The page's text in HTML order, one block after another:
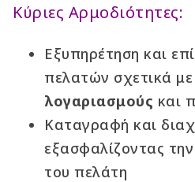
Κύριες Αρμοδιότητες:
Εξυπηρέτηση και
πελατών σχετικά με
λογαριασμούς και
Καταγραφή και
εξασφαλίζοντας
του πελάτη